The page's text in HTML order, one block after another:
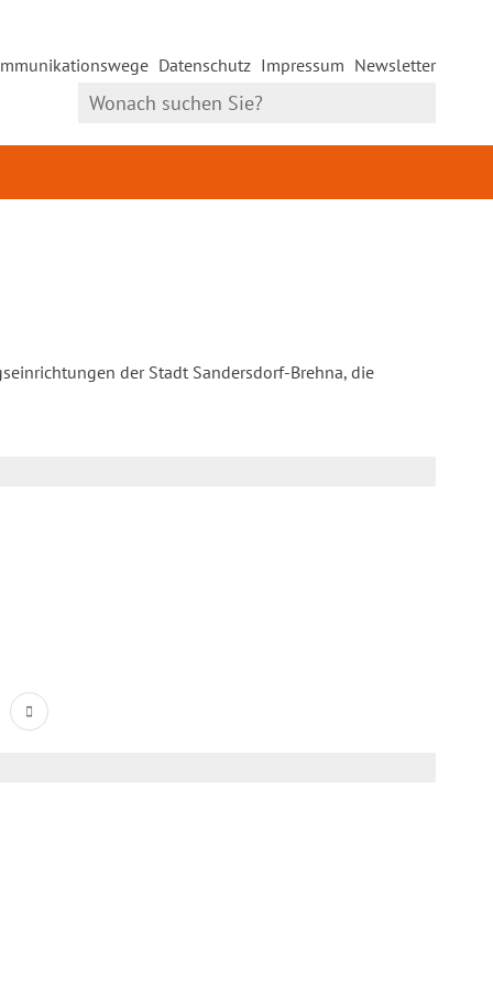
Datenschutz Impressum Newsletter
der Stadt Sandersdorf-Brehna, die